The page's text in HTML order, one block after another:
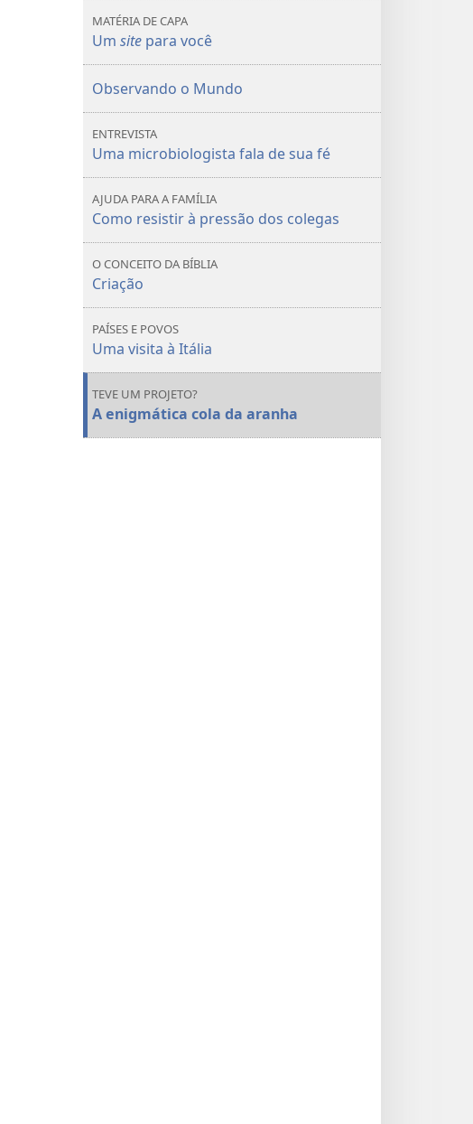
site
você
MATÉRIA DE CAPA
Um site para você
Observando o Mundo
ENTREVISTA
Uma microbiologista fala de sua fé
AJUDA PARA A FAMÍLIA
Como resistir à pressão dos colegas
O CONCEITO DA BÍBLIA
Criação
PAÍSES E POVOS
Uma visita à Itália
TEVE UM PROJETO?
A enigmática cola da aranha